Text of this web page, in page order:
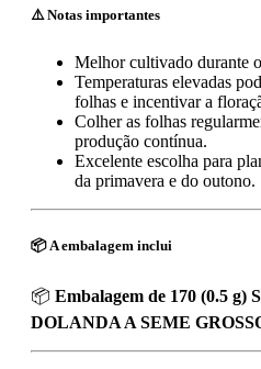
⚠️ Notas importantes
Melhor cultivado durante
Temperaturas elevadas
folhas e incentivar a
Colher as folhas
produção contínua.
Excelente escolha para
da primavera e do outono.
📦 A embalagem inclui
📦 Embalagem de 170 (0.5 g)
DOLANDA A SEME